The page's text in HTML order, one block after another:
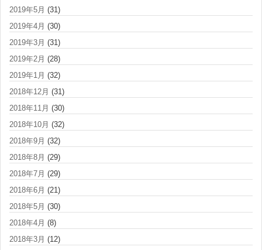
2019年5月 (31)
2019年4月 (30)
2019年3月 (31)
2019年2月 (28)
2019年1月 (32)
2018年12月 (31)
2018年11月 (30)
2018年10月 (32)
2018年9月 (32)
2018年8月 (29)
2018年7月 (29)
2018年6月 (21)
2018年5月 (30)
2018年4月 (8)
2018年3月 (12)